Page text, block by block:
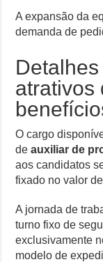
A expansão da
demanda de
atrativos
O cargo
deauxiliar de
aos candidatos
fixado no valor de
A jornada de
turno fixo de
exclusivamente
modelo de